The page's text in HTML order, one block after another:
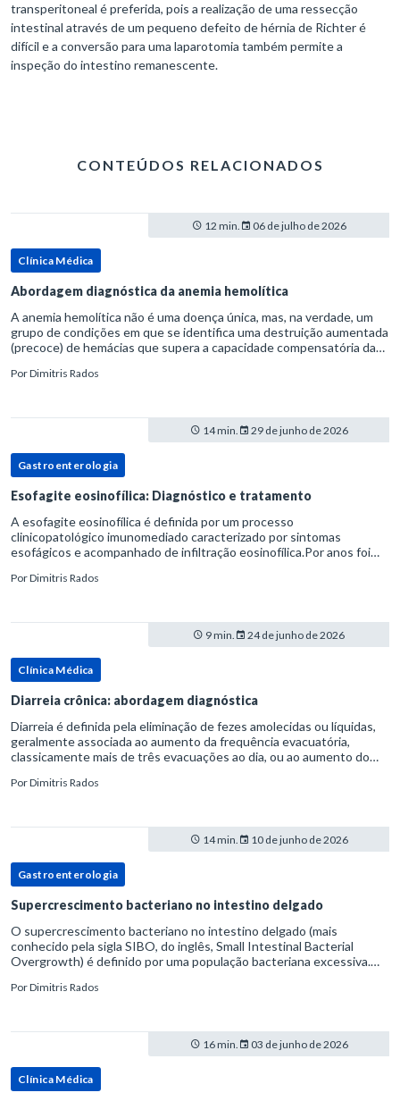
transperitoneal é preferida, pois a realização de uma ressecção
intestinal através de um pequeno defeito de hérnia de Richter é
difícil e a conversão para uma laparotomia também permite a
inspeção do intestino remanescente.
CONTEÚDOS RELACIONADOS
12 min. 06 de julho de 2026
Clínica Médica
Abordagem diagnóstica da anemia hemolítica
A anemia hemolítica não é uma doença única, mas, na verdade, um
grupo de condições em que se identifica uma destruição aumentada
(precoce) de hemácias que supera a capacidade compensatória da
PorDimitris Rados
14 min. 29 de junho de 2026
Gastroenterologia
Esofagite eosinofílica: Diagnóstico e tratamento
A esofagite eosinofílica é definida por um processo
clinicopatológico imunomediado caracterizado por sintomas
esofágicos e acompanhado de infiltração eosinofílica.Por anos foi
refluxo gastr
PorDimitris Rados
9 min. 24 de junho de 2026
Clínica Médica
Diarreia crônica: abordagem diagnóstica
Diarreia é definida pela eliminação de fezes amolecidas ou líquidas,
geralmente associada ao aumento da frequência evacuatória,
classicamente mais de três evacuações ao dia, ou ao aumento do
PorDimitris Rados
14 min. 10 de junho de 2026
Gastroenterologia
Supercrescimento bacteriano no intestino delgado
O supercrescimento bacteriano no intestino delgado (mais
conhecido pela sigla SIBO, do inglês, Small Intestinal Bacterial
Overgrowth) é definido por uma população bacteriana excessiva.
PorDimitris Rados
16 min. 03 de junho de 2026
Clínica Médica